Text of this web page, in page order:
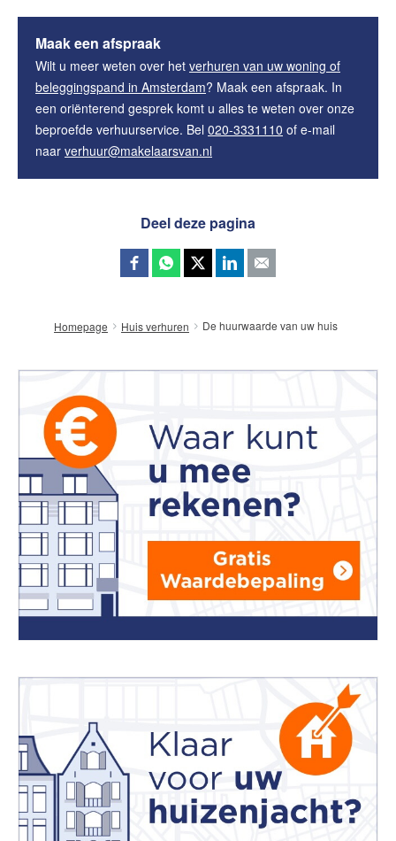
Maak een afspraak
Wilt u meer weten over het verhuren van uw woning of
beleggingspand in Amsterdam? Maak een afspraak. In
een oriënterend gesprek komt u alles te weten over onze
beproefde verhuurservice. Bel 020-3331110 of e-mail
naar verhuur@makelaarsvan.nl
Deel deze pagina
Homepage Huis verhuren De huurwaarde van uw huis